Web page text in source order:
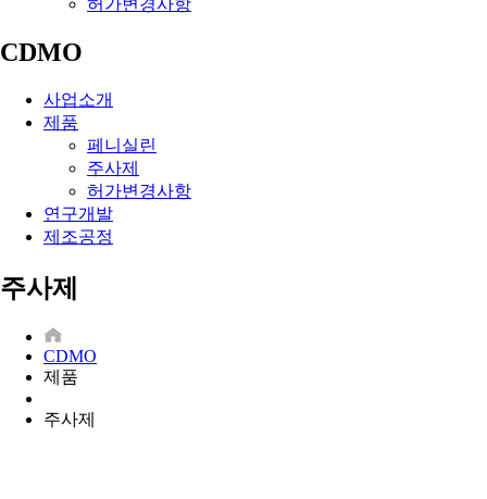
허가변경사항
CDMO
사업소개
제품
페니실린
주사제
허가변경사항
연구개발
제조공정
주사제
CDMO
제품
주사제